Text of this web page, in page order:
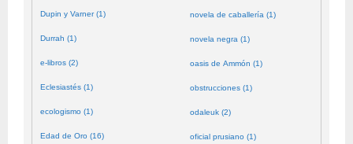
Dupin y Varner (1)
Durrah (1)
e-libros (2)
Eclesiastés (1)
ecologismo (1)
Edad de Oro (16)
novela de caballería (1)
novela negra (1)
oasis de Ammón (1)
obstrucciones (1)
odaleuk (2)
oficial prusiano (1)